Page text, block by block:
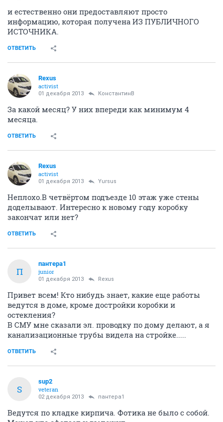
и естественно они предоставляют просто
информацию, которая получена ИЗ ПУБЛИЧНОГО
ИСТОЧНИКА.
ОТВЕТИТЬ
Rexus
activist
01 декабря 2013 КонстантинВ
За какой месяц? У них впереди как минимум 4
месяца.
ОТВЕТИТЬ
Rexus
activist
01 декабря 2013 Yursus
Неплохо.В четвёртом подъезде 10 этаж уже стены
доделывают. Интересно к новому году коробку
закончат или нет?
ОТВЕТИТЬ
П
пантера1
junior
01 декабря 2013 Rexus
Привет всем! Кто нибудь знает, какие еще работы
ведутся в доме, кроме достройки коробки и
остекления?
В СМУ мне сказали эл. проводку по дому делают, а я
канализационные трубы видела на стройке.....
ОТВЕТИТЬ
S
sup2
veteran
02 декабря 2013 пантера1
Ведутся по кладке кирпича. Фотика не было с собой.